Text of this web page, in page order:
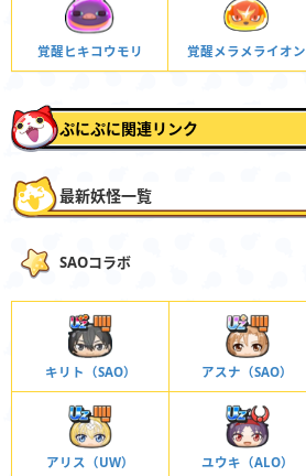
覚醒ヒキコウモリ 覚醒メラメライオン
ぷにぷに関連リンク
最新妖怪一覧
SAOコラボ
キリト（SAO） アスナ（SAO）
アリス（UW） ユウキ（ALO）